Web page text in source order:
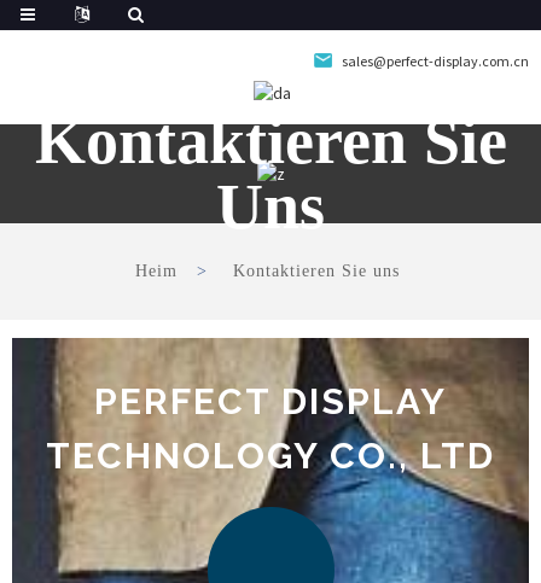
sales@perfect-display.com.cn
Kontaktieren Sie
Uns
Heim Kontaktieren Sie uns
PERFECT DISPLAY
TECHNOLOGY CO., LTD